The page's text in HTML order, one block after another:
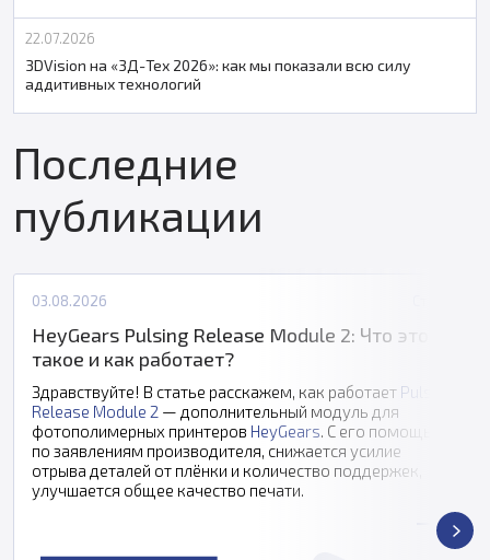
22.07.2026
3DVision на «3Д-Тех 2026»: как мы показали всю силу
аддитивных технологий
Последние
публикации
03.08.2026
HeyGears Pulsing Release Module 2: Что это
такое и как работает?
Здравствуйте! В статье расскажем, как работает Pulsing
Release Module 2 — дополнительный модуль для
фотополимерных принтеров HeyGears. С его помощью,
по заявлениям производителя, снижается усилие
отрыва деталей от плёнки и количество поддержек,
улучшается общее качество печати.